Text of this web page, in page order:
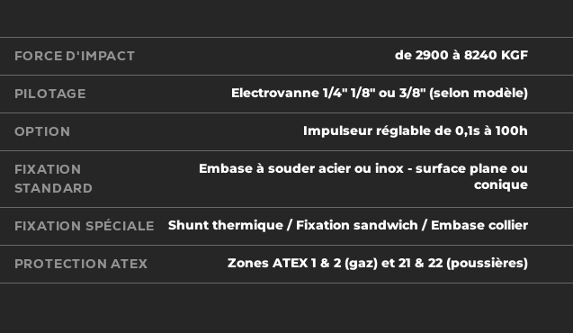
FORCE D'IMPACT de 2900 à 8240 KGF
PILOTAGE Electrovanne 1/4" 1/8" ou 3/8" (selon modèle)
OPTION Impulseur réglable de 0,1s à 100h
FIXATION
STANDARD
Embase à souder acier ou inox - surface plane ou
conique
FIXATION SPÉCIALE Shunt thermique / Fixation sandwich / Embase collier
PROTECTION ATEX Zones ATEX 1 & 2 (gaz) et 21 & 22 (poussières)